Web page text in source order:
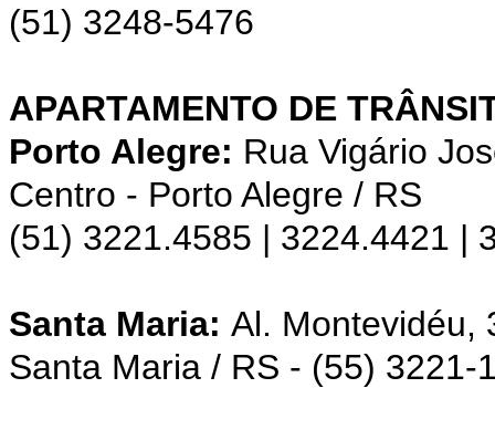
(51) 3248-5476
APARTAMENTO DE
Porto Alegre: Rua Vigário
Centro - Porto Alegre / RS
(51) 3221.4585 | 3224.4421 |
Santa Maria: Al. Montevidéu,
Santa Maria / RS - (55) 3221-